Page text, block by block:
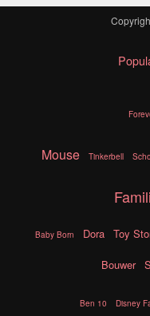
Mouse Tinkerbell
Baby Born Dora Toy
Bouwer
Ben 10 Disney